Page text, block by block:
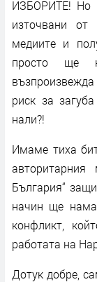
ИЗБОРИТЕ! Но
източвани от
медиите и
просто ще
риск за
нали?!
Имаме тиха
авторитарния
България“
начин ще
конфликт,
работата на
Дотук добре,